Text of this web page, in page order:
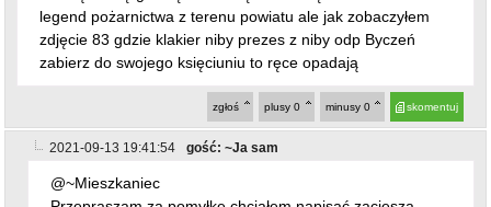
skomentuj
minusy 0
plusy 0
zgłoś
2021-09-13 22:31:35 gość: ~do ba
Piękna część oficjalna, piękna impreza na placu za
ewangelikiem a na rynku i w żabce podchmieleni ochotnicy
w mundurach galowych kupujący tanie piwsko w ilościach
że są pijani. Wstyd. Mieliście okazję wyzbyć się stereotypu